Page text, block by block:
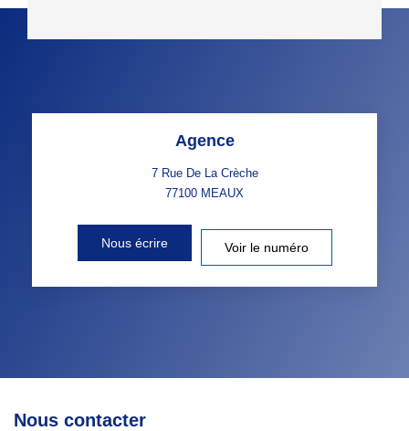
Agence
7 Rue De La Crèche
77100 MEAUX
Nous écrire Voir le numéro
Nous contacter